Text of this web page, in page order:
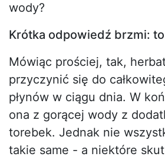
wody?
Krótka odpowiedź brzmi:
Mówiąc prościej, tak,
przyczynić się do
płynów w ciągu dnia. W
ona z gorącej wody z
torebek. Jednak nie
takie same - a niektóre